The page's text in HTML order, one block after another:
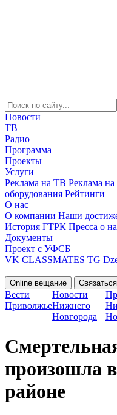
Новости
ТВ
Радио
Программа
Проекты
Услуги
Реклама на ТВ Реклама на
оборудования Рейтинги
О нас
О компании Наши
История ГТРК Пресса о
Документы
Проект с УФСБ
VK CLASSMATES TG
Online вещание
Вести
Приволжье
Новости
Нижнего
Новгорода
произошла
районе